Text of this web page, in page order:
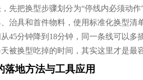
先把换型步骤划分为“停线内必须动
治具和首件物料，使用标准化换型清
45分钟降到18分钟，同一条线可以多
被换型吃掉的时间，其实这里才是最
落地方法与工具应用